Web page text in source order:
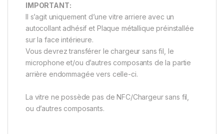
IMPORTANT:
Il s’agit uniquement d’une vitre arriere avec un
autocollant adhésif et Plaque métallique préinstallée
sur la face intérieure.
Vous devrez transférer le chargeur sans fil, le
microphone et/ou d’autres composants de la partie
arrière endommagée vers celle-ci.
La vitre ne possède pas de NFC/Chargeur sans fil,
ou d’autres composants.